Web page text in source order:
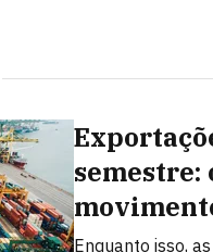
semestre:
Enquanto isso,